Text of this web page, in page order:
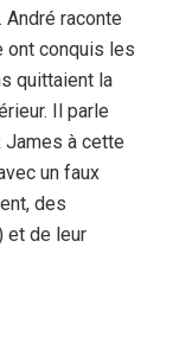
raconte
ont conquis les
quittaient la
Il parle
à cette
un faux
des
et de leur